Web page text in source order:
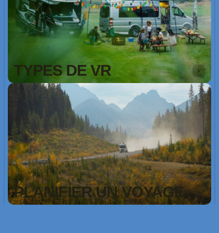
TYPES DE VR
PLANIFIER UN VOYAGE